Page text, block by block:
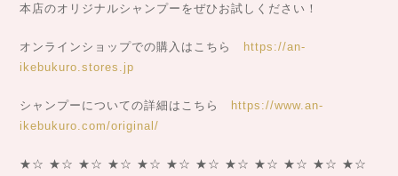
本店のオリジナルシャンプーをぜひお試しください！
オンラインショップでの購入はこちら https://an-
ikebukuro.stores.jp
シャンプーについての詳細はこちら https://www.an-
ikebukuro.com/original/
★☆ ★☆ ★☆ ★☆ ★☆ ★☆ ★☆ ★☆ ★☆ ★☆ ★☆ ★☆